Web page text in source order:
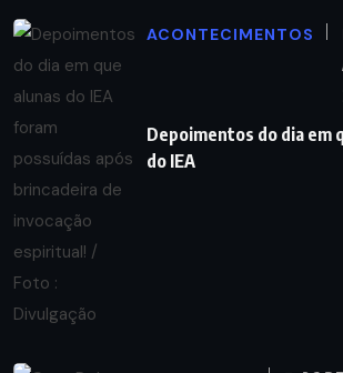
ACONTECIMENTOS
Depoimentos do dia em
do IEA